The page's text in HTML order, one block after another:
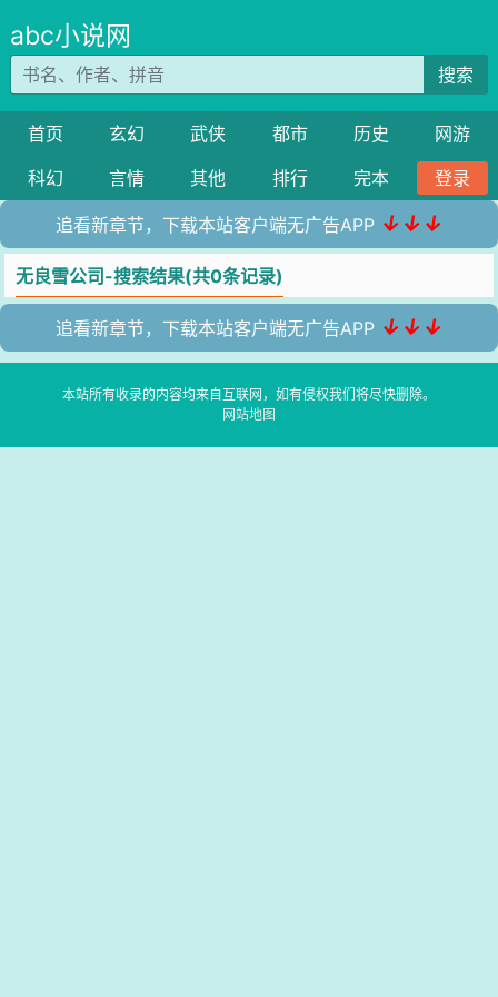
abc小说网
搜索
首页 玄幻 武侠 都市 历史
网游
科幻
言情 其他 排行 完本 登录
追看新章节，下载本站客户端无广告APP ↓↓↓
无良雪公司-搜索结果(共0条记录)
追看新章节，下载本站客户端无广告APP ↓↓↓
本站所有收录的内容均来自互联网，如有侵权我们将尽快删除。
网站地图